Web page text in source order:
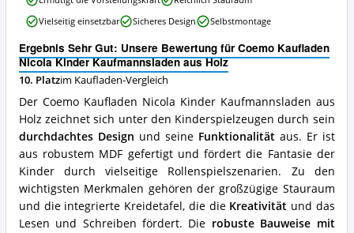
erhältlich?
Ergebnis Sehr Gut: Unsere Bewertung für Coemo Kaufladen
Nicola Kinder Kaufmannsladen aus Holz
10. Platzim Kaufladen-Vergleich
Der Coemo Kaufladen Nicola Kinder Kaufmannsladen aus
Holz zeichnet sich unter den Kinderspielzeugen durch sein
durchdachtes Design und seine Funktionalitätaus. Er ist
aus robustem MDF gefertigt und fördert die Fantasie der
Kinder durch vielseitige Rollenspielszenarien. Zu den
wichtigsten Merkmalen gehören der großzügige Stauraum
und die integrierte Kreidetafel, die die Kreativität und das
Lesen und Schreiben fördert. Die robuste Bauweise mit
Kaufladen
Nicola
Kaufmannsladen
aus
Holz
Vorteile:
Was
spricht
für
diesen
Kaufladen?
Vielseitig einsetzbar
Sicheres Design Selbstmontage